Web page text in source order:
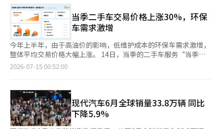
登记的个人车辆达1340.2万辆，占个人登记车辆总数2667.6万辆的
50.2%，50岁以上车主占比首次突破五成。 从年龄分布来看，50
多岁车主最多，达632.6万辆，占比23.7%；其次分别为40多岁车
主522.1万辆和60多岁车主509.8万辆。相比之下，年轻车主占比持
续下降。数据显示，30岁及以下车主占比降至14.9%，登记车辆数
量由去年12月底的410.2万辆减少至今年6月底的398.5万辆，首次
跌破400万辆。 业内认为，韩国汽车市场持续向高端化、大型化发
展，是50岁以上车主占比不断扩大的主要原因。 以中老年消费者
今年6月销量达1.0062万辆，成为当月韩国销量最高的车型。 大型
电动SUV市场同样保持增长势头。现代汽车艾尼氪9（IONIQ 9）、
起亚EV9、沃尔沃EX90等车型相继上市，带动大型电动SUV需求持
续升温。此外，沃尔沃ES90、捷尼赛思GV90等多款大型电动车型
也将陆续上市。 随着高端、大型车型不断增加，整车售价持续走
当季二手车交易价格上涨30%，环保
车需求激增
今年上半年，由于高油价的影响，低维护成本的环保车需求激增，
整体平均交易价格大幅上涨。 14日，当季的二手车服务“当季二
手车”分析了2026年上半年的交易数据，结果显示，二手车平均
交易价格为984万元，环保车（混合动力、电动车、氢能等）的平
均交易价格为2519万元。整体挂牌数量较去年同期增长了96%。
特别是电动车（上涨111%）和混合动力车（上涨132%）的交易
量较去年翻了一番，推动了二手车市场的重大变革。相比之下，柴
2026-07-15 00:52:00
现代汽车6月全球销量33.8万辆 同比
下降5.9%